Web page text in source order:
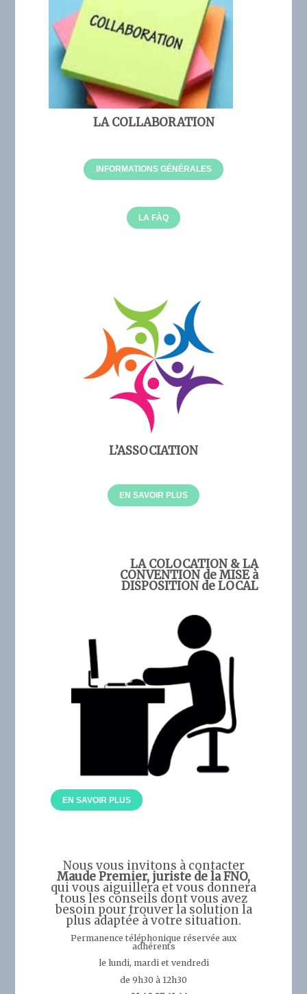
LA COLLABORATION
INFORMATIONS GÉNÉRALES
LA FÀQ
L’ASSOCIATION
EN SAVOIR PLUS
LA COLOCATION & LA
CONVENTION de MISE à
DISPOSITION de LOCAL
EN SAVOIR PLUS
Nous vous invitons à contacter
Maude Premier, juriste de la FNO,
qui vous aiguillera et vous donnera
tous les conseils dont vous avez
besoin pour trouver la solution la
plus adaptée à votre situation.
Permanence téléphonique réservée aux
adhérents
le lundi, mardi et vendredi
de 9h30 à 12h30